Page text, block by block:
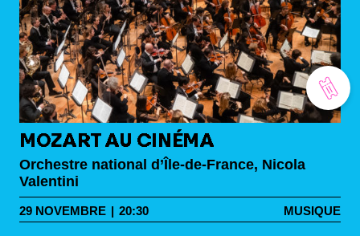
MOZART AU CINÉMA
Orchestre national d’Île-de-France, Nicola
Valentini
29 NOVEMBRE | 20:30 MUSIQUE